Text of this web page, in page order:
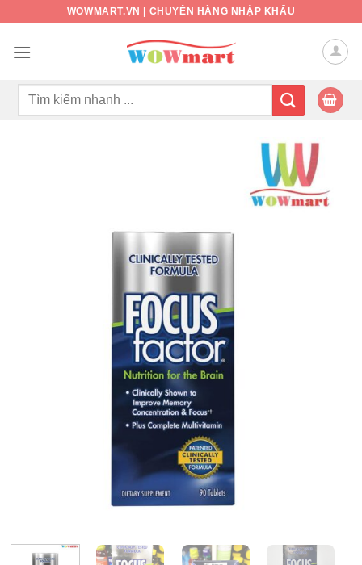
nội
WOWMART.VN | CHUYÊN HÀNG NHẬP KHẨU
Tìm